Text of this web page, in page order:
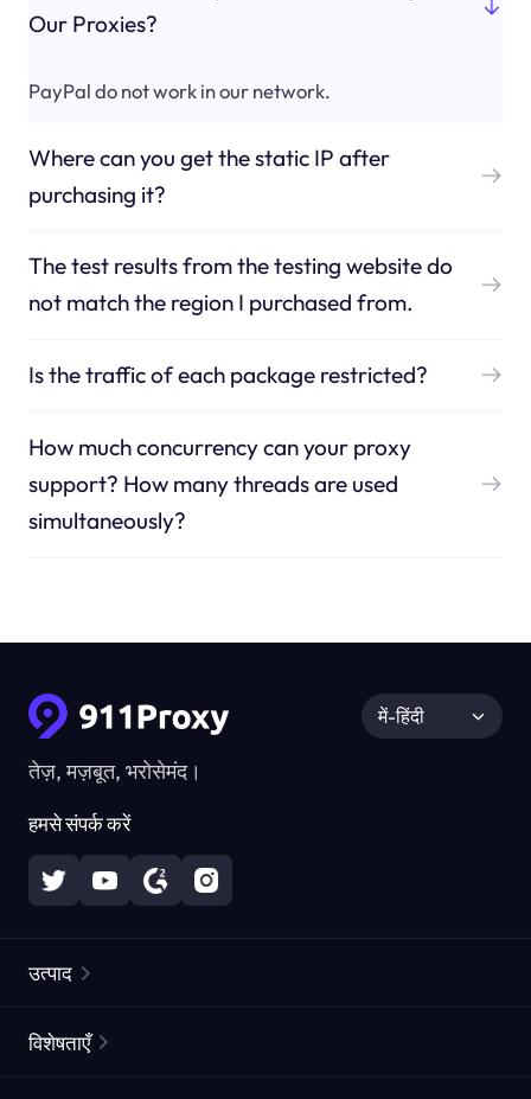
Our Proxies?
PayPal do not work in our network.
Where can you get the static IP after
purchasing it?
The test results from the testing website do
not match the region I purchased from.
Is the traffic of each package restricted?
How much concurrency can your proxy
support? How many threads are used
simultaneously?
तेज़, मज़बूत, भरोसेमंद।
हमसे संपर्क करें
में-हिंदी
उत्पाद
विशेषताएँ